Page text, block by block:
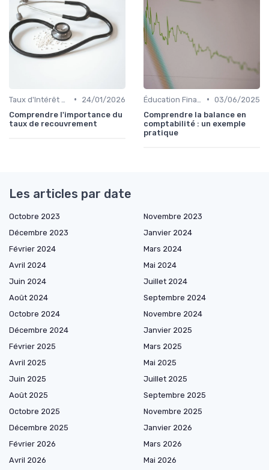
•
24/01/2026
Comprendre l'importance du
taux de recouvrement
• 03/06/2025
Comprendre la balance en
comptabilité : un exemple
pratique
Les articles par date
Octobre 2023
Novembre 2023
Décembre 2023
Janvier 2024
Février 2024
Mars 2024
Avril 2024
Mai 2024
Juin 2024
Juillet 2024
Août 2024
Septembre 2024
Octobre 2024
Novembre 2024
Décembre 2024
Janvier 2025
Février 2025
Mars 2025
Avril 2025
Mai 2025
Juin 2025
Juillet 2025
Août 2025
Septembre 2025
Octobre 2025
Novembre 2025
Décembre 2025
Janvier 2026
Février 2026
Mars 2026
Avril 2026
Mai 2026